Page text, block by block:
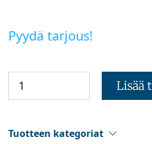
Pyydä tarjous!
Lisää
Tuotteen kategoriat